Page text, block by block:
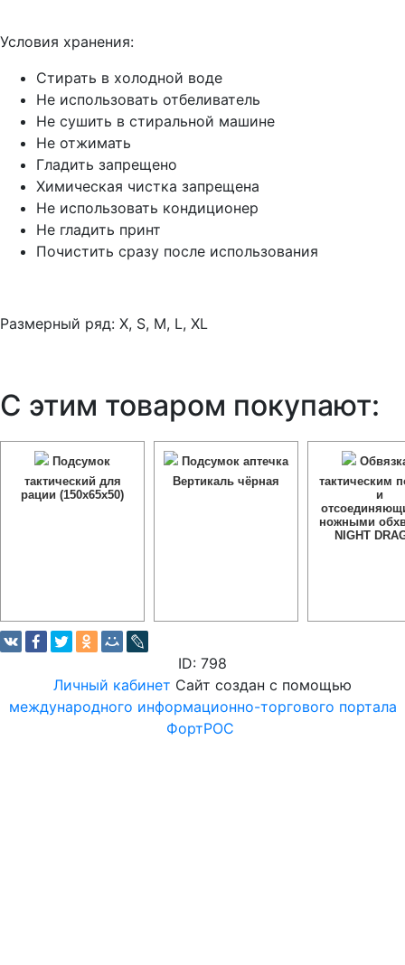
Условия хранения:
Стирать в холодной воде
Не использовать отбеливатель
Не сушить в стиральной машине
Не отжимать
Гладить запрещено
Химическая чистка запрещена
Не использовать кондиционер
Не гладить принт
Почистить сразу после использования
Размерный ряд: X, S, M, L, XL
С этим товаром покупают:
Подсумок
тактический для
рации (150х65х50)
Подсумок аптечка
Вертикаль чёрная
тактическим
и
ножными
NIGHT
ID: 798
Личный кабинет Сайт создан с помощью
международного информационно-торгового портала
ФортРОС